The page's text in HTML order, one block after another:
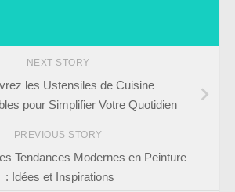
NEXT STORY
les Ustensiles de Cuisine
pour Simplifier Votre Quotidien
PREVIOUS STORY
Tendances Modernes en Peinture
: Idées et Inspirations